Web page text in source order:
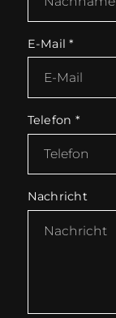
E-Mail*
Telefon *
Nachricht